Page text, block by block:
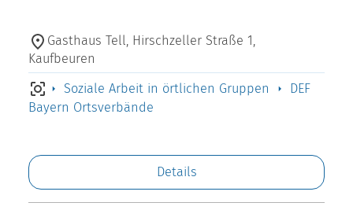
Gasthaus Tell, Hirschzeller Straße 1,
Kaufbeuren
Soziale Arbeit in örtlichen Gruppen
DEF
Bayern Ortsverbände
Details